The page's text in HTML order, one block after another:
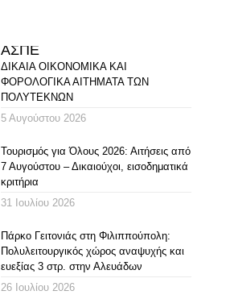
ΑΣΠΕ
ΔΙΚΑΙΑ ΟΙΚΟΝΟΜΙΚΑ ΚΑΙ
ΦΟΡΟΛΟΓΙΚΑ ΑΙΤΗΜΑΤΑ ΤΩΝ
ΠΟΛΥΤΕΚΝΩΝ
5 Αυγούστου 2026
Τουρισμός για Όλους 2026: Αιτήσεις από
7 Αυγούστου – Δικαιούχοι, εισοδηματικά
κριτήρια
31 Ιουλίου 2026
Πάρκο Γειτονιάς στη Φιλιππούπολη:
Πολυλειτουργικός χώρος αναψυχής και
ευεξίας 3 στρ. στην Αλευάδων
26 Ιουλίου 2026